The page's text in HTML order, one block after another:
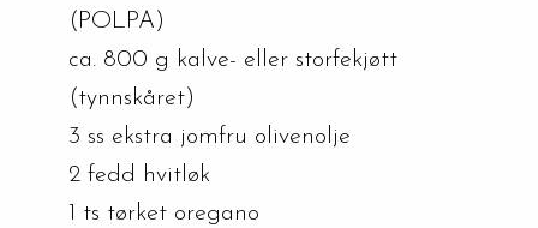
(POLPA)
ca. 800 g kalve- eller storfekjøtt
(tynnskåret)
3 ss ekstra jomfru olivenolje
2 fedd hvitløk
1 ts tørket oregano